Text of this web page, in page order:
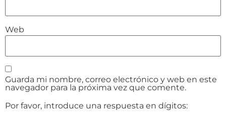
Web
Guarda mi nombre, correo electrónico y web en este
navegador para la próxima vez que comente.
Por favor, introduce una respuesta en dígitos: